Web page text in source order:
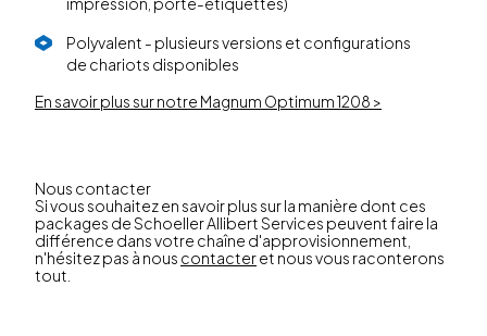
Polyvalent - plusieurs versions et configurations
de chariots disponibles
En savoir plus sur notre Magnum Optimum 1208 >
Nous contacter
Si vous souhaitez en savoir plus sur la manière dont ces
packages de Schoeller Allibert Services peuvent faire la
différence dans votre chaîne d'approvisionnement,
n'hésitez pas à nous contacteret nous vous raconterons
tout.